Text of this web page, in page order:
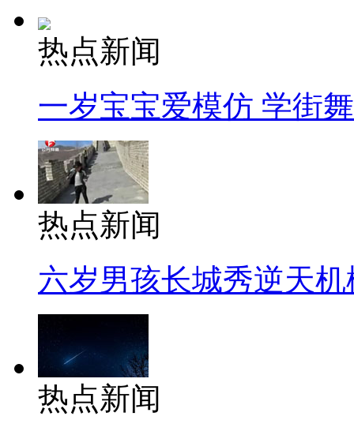
热点新闻
一岁宝宝爱模仿 学街
热点新闻
六岁男孩长城秀逆天机
热点新闻